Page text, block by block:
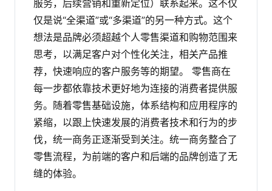
服务，后续营销和重新定位）联系起来。这不仅
仅是说“全渠道”或“多渠道”的另一种方式。这个
想法是品牌必须超越个人零售渠道和购物范围来
思考，以满足客户对个性化关注，相关产品推
荐，快速响应的客户服务等的期望。
零售商在
每一步都依靠技术更好地为连接的消费者提供服
务。随着零售基础设施，体系结构和应用程序的
紧缩，以跟上快速发展的消费者技术和行为的步
伐，统一商务正逐渐受到关注。统一商务整合了
零售流程，为前端的客户和后端的品牌创造了无
缝的体验。